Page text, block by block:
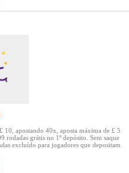
apostando 40x, aposta máxima de £ 5
rodadas grátis no 1º depósito. Sem saque
excluído para jogadores que depositam